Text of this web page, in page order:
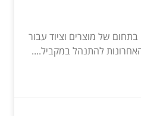
של מוצרים וציוד עבור
להתנהל במקביל....